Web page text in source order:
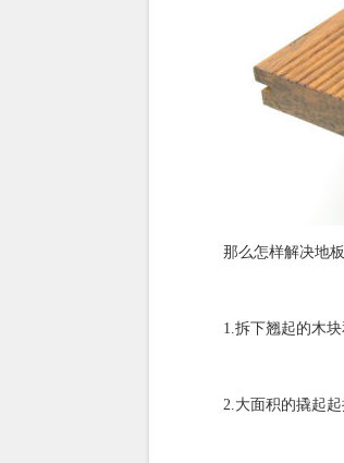
那么怎样解决地板
1.拆下翘起的木块
2.大面积的撬起起